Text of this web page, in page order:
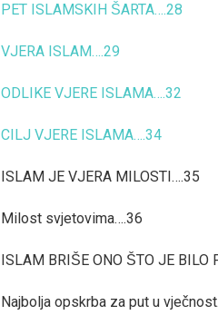
PET ISLAMSKIH ŠARTA….28
VJERA ISLAM….29
ODLIKE VJERE ISLAMA….32
CILJ VJERE ISLAMA….34
ISLAM JE VJERA MILOSTI….35
Milost svjetovima….36
ISLAM BRIŠE ONO ŠTO JE BILO
Najbolja opskrba za put u